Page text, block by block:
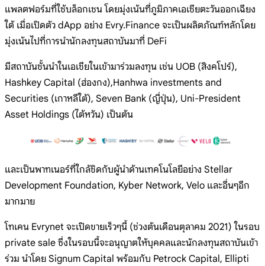
แพลตฟอร์มที่ใช้บล็อกเชน โดยมุ่งเน้นที่ภูมิภาคเอเชียตะวันออกเฉียง
ใต้ เมื่อเปิดตัว dApp อย่าง Evry.Finance จะเป็นผลิตภัณฑ์หลักโดย
มุ่งเน้นไปที่การนำนักลงทุนสถาบันมาที่ DeFi
มีสถาบันชั้นนำในเอเชียในเข้ามาร่วมลงทุน เช่น UOB (สิงคโปร์),
Hashkey Capital (ฮ่องกง),Hanhwa investments and
Securities (เกาหลีใต้), Seven Bank (ญี่ปุ่น), Uni-President
Asset Holdings (ไต้หวัน) เป็นต้น
และเป็นพาทเนอร์ที่ใกล้ชิดกับผู้นำด้านเทคโนโลยีอย่าง Stellar
Development Foundation, Kyber Network, Velo และอื่นๆอีก
มากมาย
โทเคน Evrynet จะเปิดขายเร็วๆนี้ (ช่วงต้นเดือนตุลาคม 2021) ในรอบ
private sale ซึ่งในรอบนี้จะอนุญาตให้บุคคลและนักลงทุนสถาบันเข้า
ร่วม นำโดย Signum Capital พร้อมกับ Petrock Capital, Ellipti